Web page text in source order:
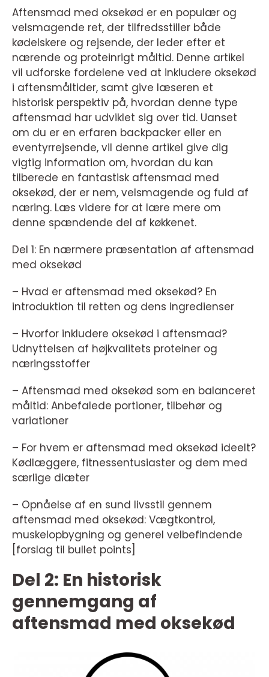
Aftensmad med oksekød er en populær og
velsmagende ret, der tilfredsstiller både
kødelskere og rejsende, der leder efter et
nærende og proteinrigt måltid. Denne artikel
vil udforske fordelene ved at inkludere oksekød
i aftensmåltider, samt give læseren et
historisk perspektiv på, hvordan denne type
aftensmad har udviklet sig over tid. Uanset
om du er en erfaren backpacker eller en
eventyrrejsende, vil denne artikel give dig
vigtig information om, hvordan du kan
tilberede en fantastisk aftensmad med
oksekød, der er nem, velsmagende og fuld af
næring. Læs videre for at lære mere om
denne spændende del af køkkenet.
Del 1: En nærmere præsentation af aftensmad
med oksekød
– Hvad er aftensmad med oksekød? En
introduktion til retten og dens ingredienser
– Hvorfor inkludere oksekød i aftensmad?
Udnyttelsen af højkvalitets proteiner og
næringsstoffer
– Aftensmad med oksekød som en balanceret
måltid: Anbefalede portioner, tilbehør og
variationer
– For hvem er aftensmad med oksekød ideelt?
Kødlæggere, fitnessentusiaster og dem med
særlige diæter
– Opnåelse af en sund livsstil gennem
aftensmad med oksekød: Vægtkontrol,
muskelopbygning og generel velbefindende
[forslag til bullet points]
Del 2: En historisk
gennemgang af
aftensmad med oksekød